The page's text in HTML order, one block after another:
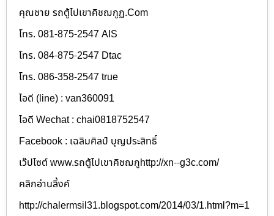
คุณชาย รถตู้ไปเขาคิชฌกูฏ.Com
โทร. 081-875-2547 AIS
โทร. 084-875-2547 Dtac
โทร. 086-358-2547 true
ไอดี (line) : van360091
ไอดี Wechat : chai0818752547
Facebook : เฉลิมศิลป์ บุญประสิทธิ์
เว๊ปไซต์ www.รถตู้ไปเขาคิชฌกูhttp://xn--g3c.com/
คลิกอ่านลิ้งค์
http://chalermsil31.blogspot.com/2014/03/1.html?m=1